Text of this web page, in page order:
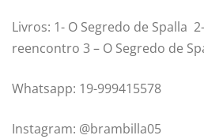
Livros: 1- O Segredo de Spalla
reencontro 3 – O Segredo de
Whatsapp: 19-999415578
Instagram: @brambilla05